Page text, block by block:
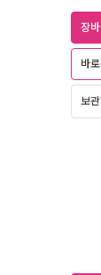
장바
바
보